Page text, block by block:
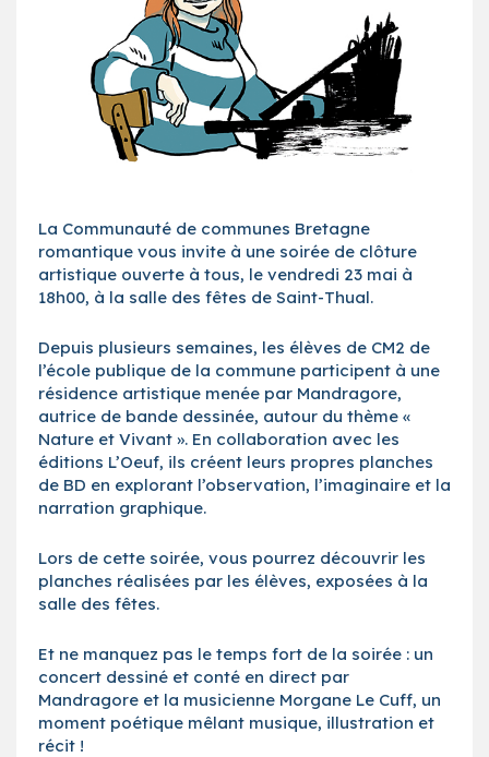
La Communauté de communes Bretagne
romantique vous invite à une soirée de clôture
artistique ouverte à tous, le vendredi 23 mai à
18h00, à la salle des fêtes de Saint-Thual.
Depuis plusieurs semaines, les élèves de CM2 de
l’école publique de la commune participent à une
résidence artistique menée par Mandragore,
autrice de bande dessinée, autour du thème «
Nature et Vivant ». En collaboration avec les
éditions L’Oeuf, ils créent leurs propres planches
de BD en explorant l’observation, l’imaginaire et la
narration graphique.
Lors de cette soirée, vous pourrez découvrir les
planches réalisées par les élèves, exposées à la
salle des fêtes.
Et ne manquez pas le temps fort de la soirée : un
concert dessiné et conté en direct par
Mandragore et la musicienne Morgane Le Cuff, un
moment poétique mêlant musique, illustration et
récit !